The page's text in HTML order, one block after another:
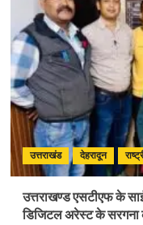
उत्तराखंड देहरादून
उत्तराखण्ड एसटीएफ के
डिजिटल अरेस्ट के सरगना